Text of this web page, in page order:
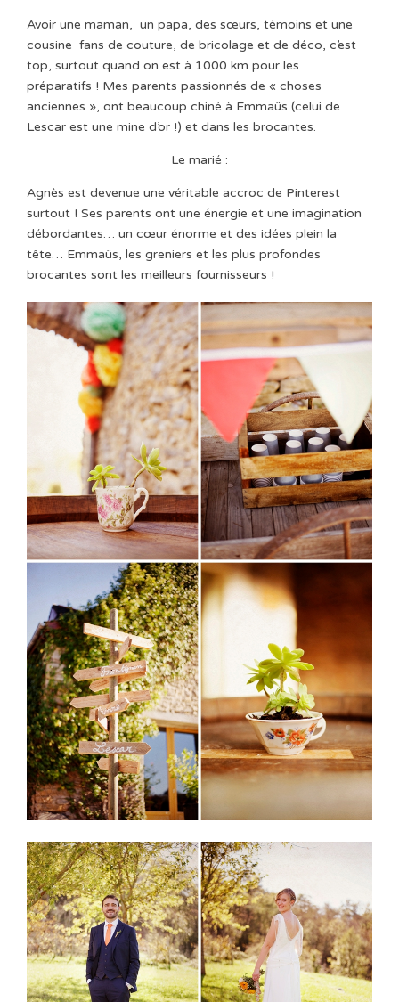
Avoir une maman, un papa, des sœurs, témoins et une
cousine fans de couture, de bricolage et de déco, c’est
top, surtout quand on est à 1000 km pour les
préparatifs ! Mes parents passionnés de « choses
anciennes », ont beaucoup chiné à Emmaüs (celui de
Lescar est une mine d’or !) et dans les brocantes.
Le marié :
Agnès est devenue une véritable accroc de Pinterest
surtout ! Ses parents ont une énergie et une imagination
débordantes… un cœur énorme et des idées plein la
tête… Emmaüs, les greniers et les plus profondes
brocantes sont les meilleurs fournisseurs !